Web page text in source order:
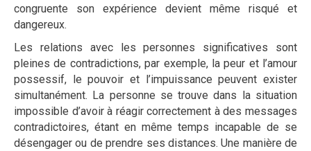
congruente son expérience devient même risqué et
dangereux.
Les relations avec les personnes significatives sont
pleines de contradictions, par exemple, la peur et l’amour
possessif, le pouvoir et l’impuissance peuvent exister
simultanément. La personne se trouve dans la situation
impossible d’avoir à réagir correctement à des messages
contradictoires, étant en même temps incapable de se
désengager ou de prendre ses distances. Une manière de